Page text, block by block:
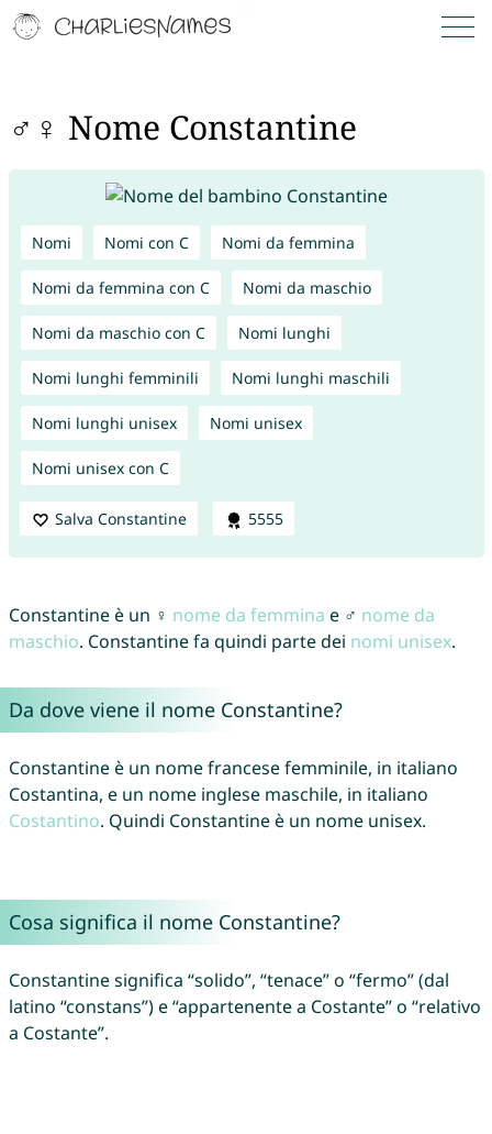
♂♀ Nome Constantine
Nomi Nomi con C Nomi da femmina
Nomi da femmina con C Nomi da maschio
Nomi da maschio con C Nomi lunghi
Nomi lunghi femminili Nomi lunghi maschili
Nomi lunghi unisex Nomi unisex
Nomi unisex con C
Salva Constantine 5555
Constantine è un ♀ nome da femmina e ♂ nome da
maschio. Constantine fa quindi parte dei nomi unisex.
Da dove viene il nome Constantine?
Constantine è un nome francese femminile, in italiano
Costantina, e un nome inglese maschile, in italiano
Costantino. Quindi Constantine è un nome unisex.
Cosa significa il nome Constantine?
Constantine significa “solido”, “tenace” o “fermo” (dal
latino “constans”) e “appartenente a Costante” o “relativo
a Costante”.